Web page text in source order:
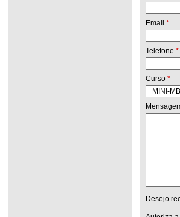
Email *
Telefone *
Curso *
Desejo